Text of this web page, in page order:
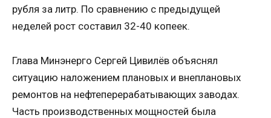
рубля за литр. По сравнению с предыдущей
неделей рост составил 32-40 копеек.
Глава Минэнерго Сергей Цивилёв объяснял
ситуацию наложением плановых и внеплановых
ремонтов на нефтеперерабатывающих заводах.
Часть производственных мощностей была